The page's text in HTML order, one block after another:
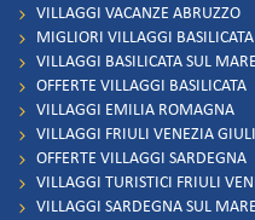
VILLAGGI VACANZE ABRUZZO
MIGLIORI VILLAGGI BASILICATA
VILLAGGI BASILICATA SUL MARE
OFFERTE VILLAGGI BASILICATA
VILLAGGI EMILIA ROMAGNA
VILLAGGI FRIULI VENEZIA
OFFERTE VILLAGGI SARDEGNA
VILLAGGI TURISTICI FRIULI
VILLAGGI SARDEGNA SUL MARE